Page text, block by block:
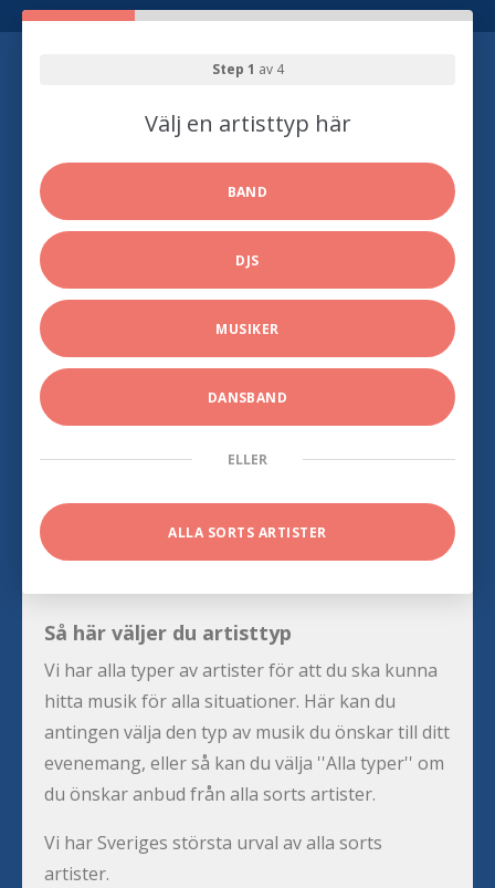
Step 1 av 4
Välj en artisttyp här
BAND
DJS
MUSIKER
DANSBAND
ELLER
ALLA SORTS ARTISTER
Så här väljer du artisttyp
Vi har alla typer av artister för att du ska kunna
hitta musik för alla situationer. Här kan du
antingen välja den typ av musik du önskar till ditt
evenemang, eller så kan du välja ''Alla typer'' om
du önskar anbud från alla sorts artister.
Vi har Sveriges största urval av alla sorts
artister.